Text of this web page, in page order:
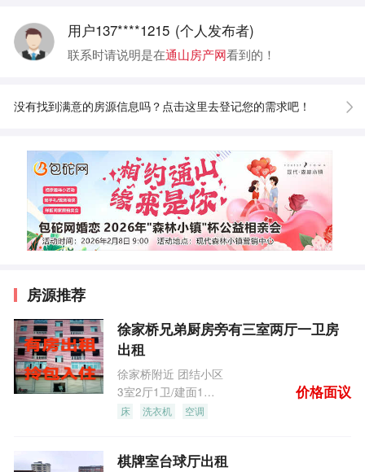
用户137****1215 (个人发布者)
联系时请说明是在通山房产网看到的！
没有找到满意的房源信息吗？点击这里去登记您的需求吧！
房源推荐
徐家桥兄弟厨房旁有三室两厅一卫房
出租
徐家桥附近 团结小区
3室2厅1卫/建面105.0m
价格面议
床 洗衣机 空调
棋牌室台球厅出租